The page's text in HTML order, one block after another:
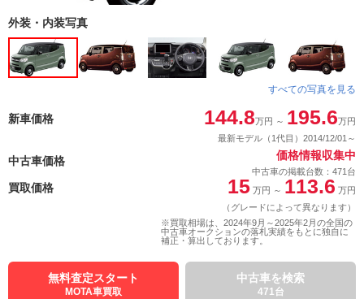
外装・内装写真
すべての写真を見る
新車価格 144.8万円 ～ 195.6万円
最新モデル（1代目）2014/12/01～
中古車価格 価格情報収集中
中古車の掲載台数：471台
買取価格 15 万円 ～ 113.6 万円
（グレードによって異なります）
※買取相場は、2024年9月～2025年2月の全国の
中古車オークションの落札実績をもとに独自に
補正・算出しております。
無料査定スタート
MOTA車買取
中古車を検索
471台